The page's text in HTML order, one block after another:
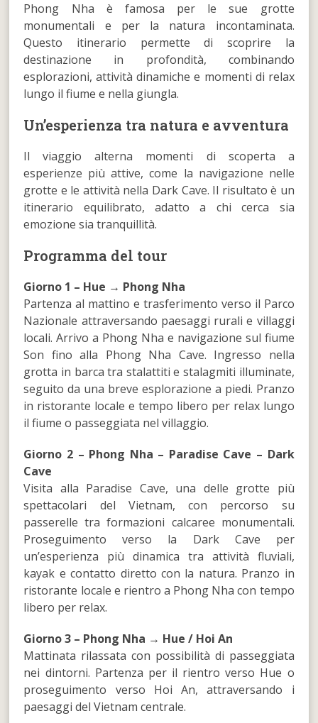
Phong Nha è famosa per le sue grotte
monumentali e per la natura incontaminata.
Questo itinerario permette di scoprire la
destinazione in profondità, combinando
esplorazioni, attività dinamiche e momenti di relax
lungo il fiume e nella giungla.
Un’esperienza tra natura e avventura
Il viaggio alterna momenti di scoperta a
esperienze più attive, come la navigazione nelle
grotte e le attività nella Dark Cave. Il risultato è un
itinerario equilibrato, adatto a chi cerca sia
emozione sia tranquillità.
Programma del tour
Giorno 1 – Hue → Phong Nha
Partenza al mattino e trasferimento verso il Parco
Nazionale attraversando paesaggi rurali e villaggi
locali. Arrivo a Phong Nha e navigazione sul fiume
Son fino alla Phong Nha Cave. Ingresso nella
grotta in barca tra stalattiti e stalagmiti illuminate,
seguito da una breve esplorazione a piedi. Pranzo
in ristorante locale e tempo libero per relax lungo
il fiume o passeggiata nel villaggio.
Giorno 2 – Phong Nha – Paradise Cave – Dark
Cave
Visita alla Paradise Cave, una delle grotte più
spettacolari del Vietnam, con percorso su
passerelle tra formazioni calcaree monumentali.
Proseguimento verso la Dark Cave per
un’esperienza più dinamica tra attività fluviali,
kayak e contatto diretto con la natura. Pranzo in
ristorante locale e rientro a Phong Nha con tempo
libero per relax.
Giorno 3 – Phong Nha → Hue / Hoi An
Mattinata rilassata con possibilità di passeggiata
nei dintorni. Partenza per il rientro verso Hue o
proseguimento verso Hoi An, attraversando i
paesaggi del Vietnam centrale.